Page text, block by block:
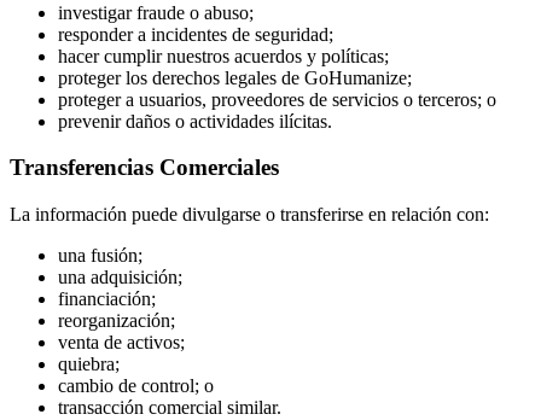
investigar fraude o abuso;
responder a incidentes de seguridad;
hacer cumplir nuestros acuerdos y políticas;
proteger los derechos legales de GoHumanize;
proteger a usuarios, proveedores de servicios o terceros; o
prevenir daños o actividades ilícitas.
Transferencias Comerciales
La información puede divulgarse o transferirse en relación con:
una fusión;
una adquisición;
financiación;
reorganización;
venta de activos;
quiebra;
cambio de control; o
transacción comercial similar.